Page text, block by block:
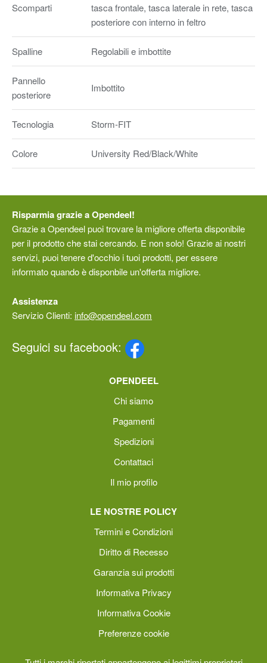
Scomparti
tasca frontale, tasca laterale in rete, tasca
posteriore con interno in feltro
Spalline Regolabili e imbottite
Pannello
posteriore
Imbottito
Tecnologia Storm-FIT
Colore University Red/Black/White
Risparmia grazie a Opendeel!
Grazie a Opendeel puoi trovare la migliore offerta disponibile
per il prodotto che stai cercando. E non solo! Grazie ai nostri
servizi, puoi tenere d'occhio i tuoi prodotti, per essere
informato quando è disponbile un'offerta migliore.
Assistenza
Servizio Clienti: info@opendeel.com
Seguici su facebook:
OPENDEEL
Chi siamo
Pagamenti
Spedizioni
Contattaci
Il mio profilo
LE NOSTRE POLICY
Termini e Condizioni
Diritto di Recesso
Garanzia sui prodotti
Informativa Privacy
Informativa Cookie
Preferenze cookie